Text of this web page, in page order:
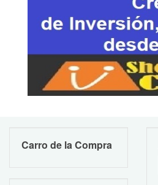
Carro de la Compra